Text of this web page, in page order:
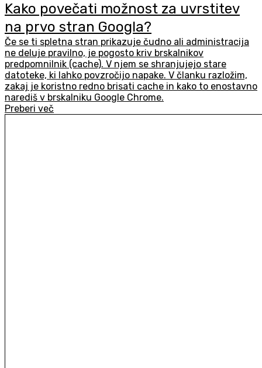
Kako povečati možnost za uvrstitev
na prvo stran Googla?
Če se ti spletna stran prikazuje čudno ali administracija
ne deluje pravilno, je pogosto kriv brskalnikov
predpomnilnik (cache). V njem se shranjujejo stare
datoteke, ki lahko povzročijo napake. V članku razložim,
zakaj je koristno redno brisati cache in kako to enostavno
narediš v brskalniku Google Chrome.
Preberi več